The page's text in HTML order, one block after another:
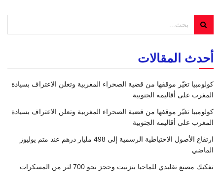
أحدث المقالات
كولومبيا تغيّر موقفها من قضية الصحراء المغربية وتعلن الاعتراف بسيادة
المغرب على أقاليمه الجنوبية
كولومبيا تغيّر موقفها من قضية الصحراء المغربية وتعلن الاعتراف بسيادة
المغرب على أقاليمه الجنوبية
ارتفاع الأصول الاحتياطية الرسمية إلى 498 مليار درهم عند متم يوليوز
الماضي
تفكيك مصنع تقليدي للماحيا بتزنيت وحجز نحو 700 لتر من المسكرات